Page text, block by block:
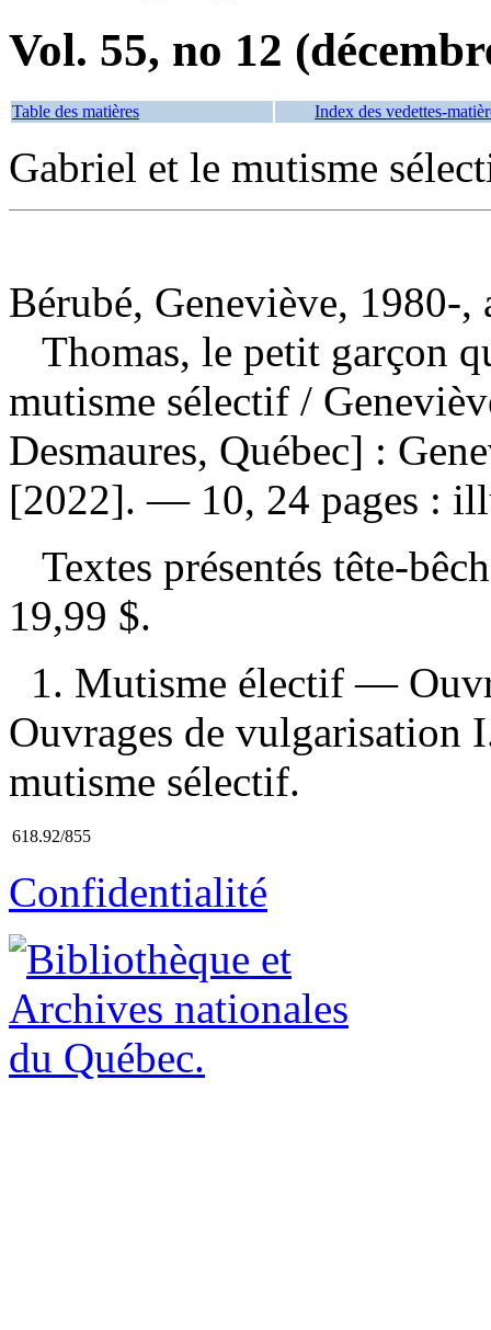
Vol. 55, no 12
Table des matières Index des vedettes-
Gabriel et le mutisme
Bérubé, Geneviève, 1980-,
Thomas, le petit garçon
mutisme sélectif /
Desmaures, Québec] :
[2022]. — 10, 24 pages :
Textes présentés tête-
19,99 $.
1. Mutisme électif —
Ouvrages de
mutisme sélectif.
618.92/855
Confidentialité